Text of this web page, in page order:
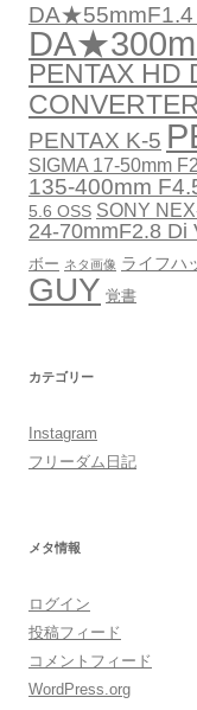
DA★55mmF1.4
PENTAX HD
PENTAX K-5
SIGMA 17-50mm
135-400mm
5.6 OSS SONY
24-70mmF2.8 Di
ボー ネタ画像 ライフハ
GUY 覚書
カテゴリー
Instagram
フリーダム日記
メタ情報
ログイン
投稿フィード
コメントフィード
WordPress.org